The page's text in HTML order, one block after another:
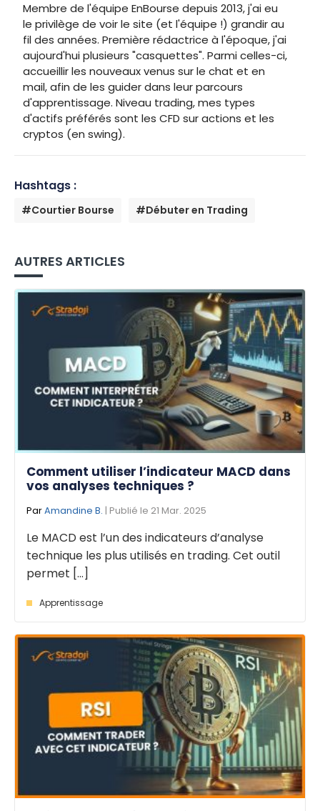
Membre de l'équipe EnBourse depuis 2013, j'ai eu
le privilège de voir le site (et l'équipe !) grandir au
fil des années. Première rédactrice à l'époque, j'ai
aujourd'hui plusieurs "casquettes". Parmi celles-ci,
accueillir les nouveaux venus sur le chat et en
mail, afin de les guider dans leur parcours
d'apprentissage. Niveau trading, mes types
d'actifs préférés sont les CFD sur actions et les
cryptos (en swing).
Hashtags :
#Courtier Bourse #Débuter en Trading
AUTRES ARTICLES
Comment utiliser l’indicateur MACD dans
vos analyses techniques ?
ParAmandine B. | Publié le 21 Mar. 2025
Le MACD est l’un des indicateurs d’analyse
technique les plus utilisés en trading. Cet outil
permet [...]
Apprentissage